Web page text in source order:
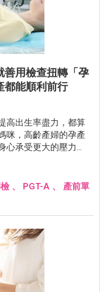
善用檢查扭轉「孕
都能順利前行
高出生率盡力，都算
咪，高齡產婦的孕產
心承受更大的壓力。
力量讓懷孕變得不再
，則讓絕大多數的高
、 PGT-A 、 產前單